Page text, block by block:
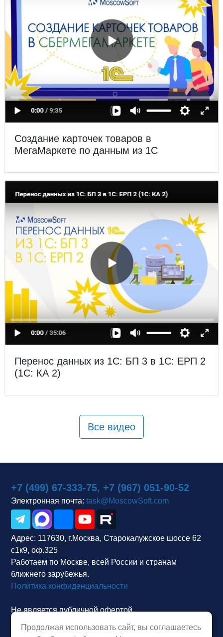
Создание карточек товаров в
МегаМаркете по данным из 1С
Перенос данных из 1С: БП 3 в 1С: ЕРП 2
(1С: КА 2)
Все видео
+7 (499) 67-333-75, +7 (967) 051-90-52
Электронная почта: task@MoscowSoft.com
Адрес: 117630, г.Москва, Старокалужское шоссе 62
с1к9, оф.325
Работаем по Москве, всей России и странам
ближнего зарубежья.
Политика конфиденциальности
Не является публичной офертой.
Продолжая использовать сайт, вы соглашаетесь